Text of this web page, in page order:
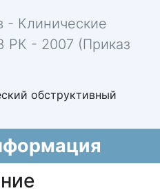
- Клинические
РК - 2007 (Приказ
обструктивный